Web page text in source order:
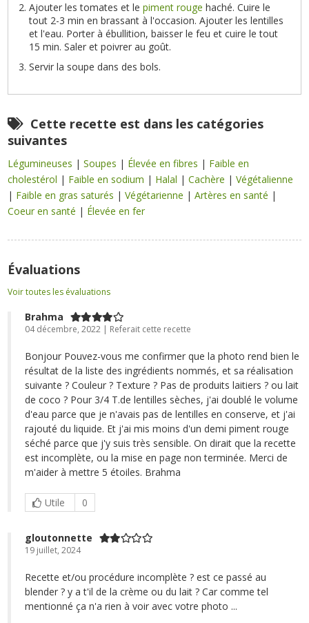
Ajouter les tomates et lepiment rouge haché. Cuire le
tout 2-3 min en brassant à l'occasion. Ajouter les lentilles
et l'eau. Porter à ébullition, baisser le feu et cuire le tout
15 min. Saler et poivrer au goût.
Servir la soupe dans des bols.
Cette recette est dans les catégories
suivantes
Légumineuses |Soupes | Élevée en fibres | Faible en
cholestérol | Faible en sodium | Halal |Cachère |Végétalienne
| Faible en gras saturés |Végétarienne |Artères en santé |
Coeur en santé | Élevée en fer
Évaluations
Voir toutes les évaluations
Brahma
04 décembre, 2022 | Referait cette recette
Bonjour Pouvez-vous me confirmer que la photo rend bien le
résultat de la liste des ingrédients nommés, et sa réalisation
suivante ? Couleur ? Texture ? Pas de produits laitiers ? ou lait
de coco ? Pour 3/4 T.de lentilles sèches, j'ai doublé le volume
d'eau parce que je n'avais pas de lentilles en conserve, et j'ai
rajouté du liquide. Et j'ai mis moins d'un demi piment rouge
séché parce que j'y suis très sensible. On dirait que la recette
est incomplète, ou la mise en page non terminée. Merci de
m'aider à mettre 5 étoiles. Brahma
Utile 0
gloutonnette
19 juillet, 2024
Recette et/ou procédure incomplète ? est ce passé au
blender ? y a t'il de la crème ou du lait ? Car comme tel
mentionné ça n'a rien à voir avec votre photo ...